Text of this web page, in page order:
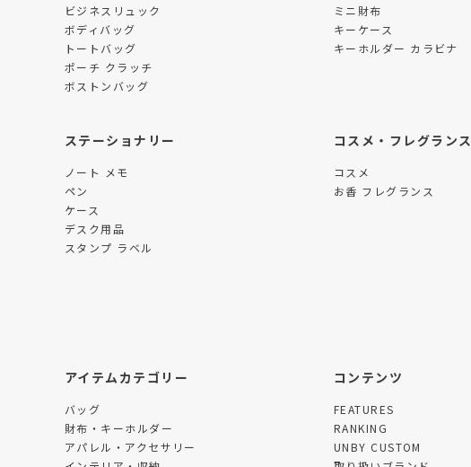
ビジネスリュック
ボディバッグ
トートバッグ
ポーチ クラッチ
ボストンバッグ
ミニ財布
キーケース
キーホルダー カラビナ
ステーショナリー
ノート メモ
ペン
ケース
デスク用品
スタンプ ラベル
コスメ・フレグランス
コスメ
お香 フレグランス
アイテムカテゴリー
バッグ
財布・キーホルダー
アパレル・アクセサリー
コンテンツ
FEATURES
RANKING
UNBY CUSTOM